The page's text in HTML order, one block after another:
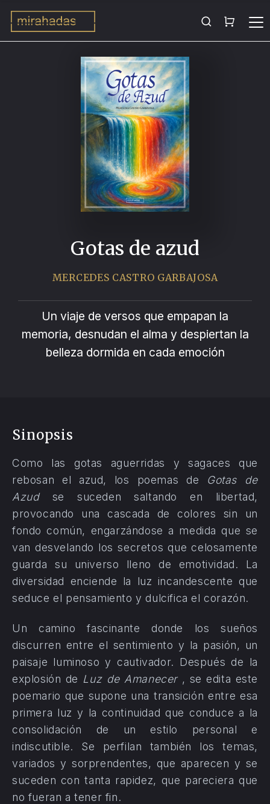
Gotas de azud
MERCEDES CASTRO GARBAJOSA
Un viaje de versos que empapan la
memoria, desnudan el alma y despiertan la
belleza dormida en cada emoción
Sinopsis
Como las gotas aguerridas y sagaces que
rebosan el azud, los poemas de Gotas de
Azudse suceden saltando en libertad,
provocando una cascada de colores sin un
fondo común, engarzándose a medida que se
van desvelando los secretos que celosamente
guarda su universo lleno de emotividad. La
diversidad enciende la luz incandescente que
seduce el pensamiento y dulcifica el corazón.
Un camino fascinante donde los sueños
discurren entre el sentimiento y la pasión, un
paisaje luminoso y cautivador. Después de la
explosión de Luz de Amanecer , se edita este
poemario que supone una transición entre esa
primera luz y la continuidad que conduce a la
consolidación de un estilo personal e
indiscutible. Se perfilan también los temas,
variados y sorprendentes, que aparecen y se
suceden con tanta rapidez, que pareciera que
no fueran a tener fin.